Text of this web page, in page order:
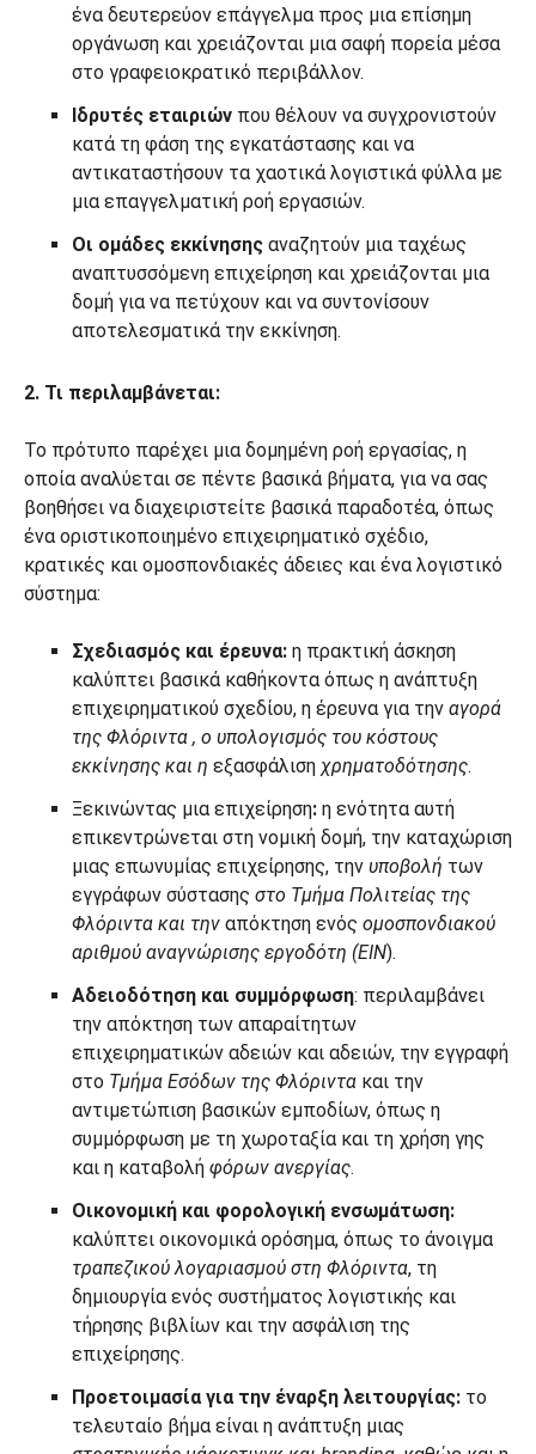
ένα δευτερεύον επάγγελμα προς μια επίσημη
οργάνωση και χρειάζονται μια σαφή πορεία μέσα
στο γραφειοκρατικό περιβάλλον.
Ιδρυτές εταιριών που θέλουν να συγχρονιστούν
κατά τη φάση της εγκατάστασης και να
αντικαταστήσουν τα χαοτικά λογιστικά φύλλα με
μια επαγγελματική ροή εργασιών.
Οι ομάδες εκκίνησης αναζητούν μια ταχέως
αναπτυσσόμενη επιχείρηση και χρειάζονται μια
δομή για να πετύχουν και να συντονίσουν
αποτελεσματικά την εκκίνηση.
2. Τι περιλαμβάνεται:
Το πρότυπο παρέχει μια δομημένη ροή εργασίας, η
οποία αναλύεται σε πέντε βασικά βήματα, για να σας
βοηθήσει να διαχειριστείτε βασικά παραδοτέα, όπως
ένα οριστικοποιημένο επιχειρηματικό σχέδιο,
κρατικές και ομοσπονδιακές άδειες και ένα λογιστικό
σύστημα:
Σχεδιασμός και έρευνα: η πρακτική άσκηση
καλύπτει βασικά καθήκοντα όπως η ανάπτυξη
επιχειρηματικού σχεδίου, η έρευνα για την αγορά
της Φλόριντα , ο υπολογισμός του κόστους
εκκίνησης και η εξασφάλιση χρηματοδότησης.
Ξεκινώντας μια επιχείρηση: η ενότητα αυτή
επικεντρώνεται στη νομική δομή, την καταχώριση
μιας επωνυμίας επιχείρησης, την υποβολή των
εγγράφων σύστασης στο Τμήμα Πολιτείας της
Φλόριντα και την απόκτηση ενός ομοσπονδιακού
αριθμού αναγνώρισης εργοδότη (EIN).
Αδειοδότηση και συμμόρφωση: περιλαμβάνει
την απόκτηση των απαραίτητων
επιχειρηματικών αδειών και αδειών, την εγγραφή
στο Τμήμα Εσόδων της Φλόριντα και την
αντιμετώπιση βασικών εμποδίων, όπως η
συμμόρφωση με τη χωροταξία και τη χρήση γης
και η καταβολή φόρων ανεργίας.
Οικονομική και φορολογική ενσωμάτωση:
καλύπτει οικονομικά ορόσημα, όπως το άνοιγμα
τραπεζικού λογαριασμού στη Φλόριντα, τη
δημιουργία ενός συστήματος λογιστικής και
τήρησης βιβλίων και την ασφάλιση της
επιχείρησης.
Προετοιμασία για την έναρξη λειτουργίας: το
τελευταίο βήμα είναι η ανάπτυξη μιας